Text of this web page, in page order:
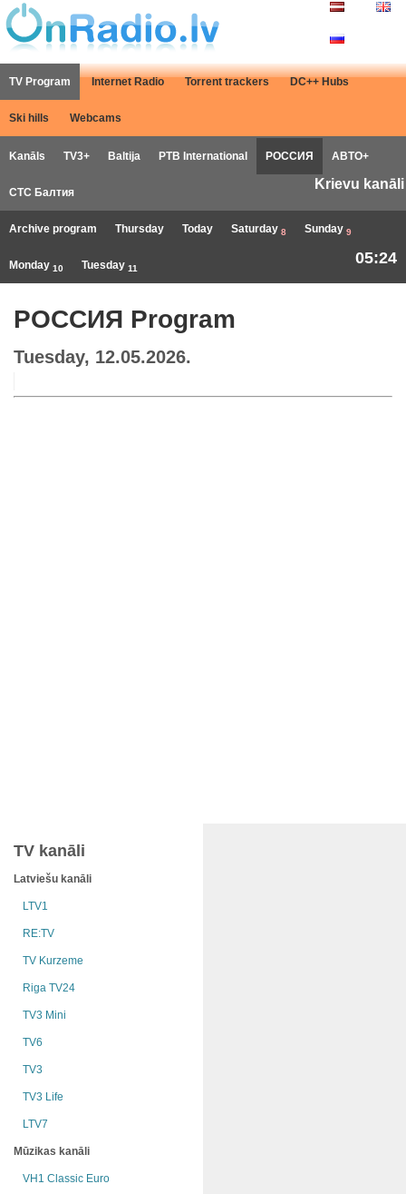
TV Program Internet Radio Torrent trackers DC++ Hubs
Ski hills Webcams
Kanāls TV3+ Baltija РТB International РОССИЯ АВТО+
СТС Балтия
Krievu kanāli
Archive program Thursday Today Saturday 8 Sunday 9
Monday 10 Tuesday 11
05:24
РОССИЯ Program
Tuesday, 12.05.2026.
TV kanāli
Latviešu kanāli
LTV1
RE:TV
TV Kurzeme
Riga TV24
TV3 Mini
TV6
TV3
TV3 Life
LTV7
Mūzikas kanāli
VH1 Classic Euro